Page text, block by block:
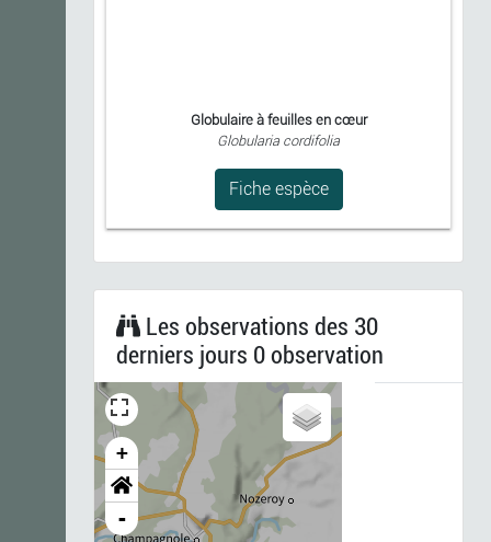
Globulaire à feuilles en cœur
Globularia cordifolia
Fiche espèce
Les observations des 30
derniers jours 0 observation
+
-